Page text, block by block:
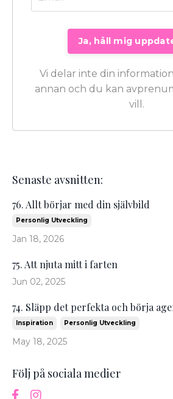
Vi delar inte din
annan och du kan
vill.
Senaste avsnitten:
76. Allt börjar med din självbild
Personlig Utveckling
Jan 18, 2026
75. Att njuta mitt i farten
Jun 02, 2025
74. Släpp det perfekta och börja
Inspiration Personlig Utveckling
May 18, 2025
Följ på sociala medier